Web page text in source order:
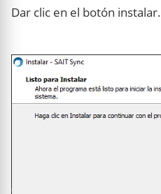
Dar clic en el botón instalar.